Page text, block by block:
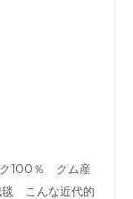
ク100％ クム産
毯 こんな近代的